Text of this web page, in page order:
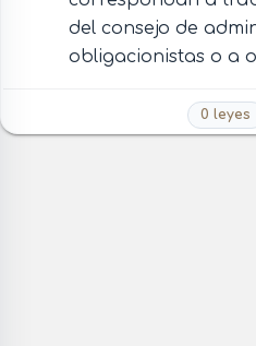
del consejo de
obligacionistas o a
0 leyes